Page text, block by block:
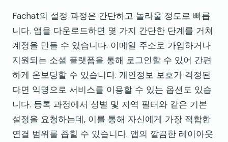
Fachat의 설정 과정은 간단하고 놀라울 정도로 빠릅
니다. 앱을 다운로드하면 몇 가지 간단한 단계를 거쳐
계정을 만들 수 있습니다. 이메일 주소로 가입하거나
지원되는 소셜 플랫폼을 통해 로그인할 수 있어 간편
하게 온보딩할 수 있습니다. 개인정보 보호가 걱정된
다면 익명으로 서비스를 이용할 수 있는 옵션도 있습
니다. 등록 과정에서 성별 및 지역 필터와 같은 기본
설정을 요청하는데, 이를 통해 자신에게 가장 적합한
연결 범위를 좁힐 수 있습니다. 앱의 깔끔한 레이아웃